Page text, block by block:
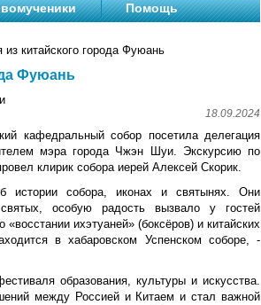
Помощь
из китайского города Фуюань
Фуюань
18.09.2024
кафедральный собор посетила делегация
мэра города Чжэн Шуи. Экскурсию по
клирик собора иерей Алексей Скорик.
истории собора, иконах и святынях. Они
особую радость вызвало у гостей
ихэтуаней» (боксёров) и китайских
в хабаровском Успенском соборе, -
образования, культуры и искусства.
между Россией и Китаем и стал важной